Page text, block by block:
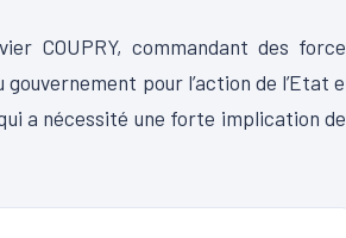
COUPRY, commandant des
pour l’action de l’Etat
a nécessité une forte implication